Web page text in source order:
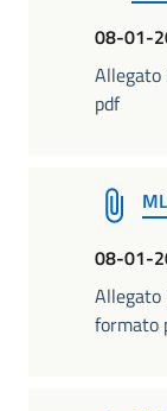
08-01-
pdf
08-01-
Allegato
formato